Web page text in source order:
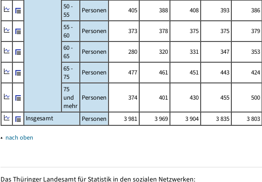
50 -
55
Personen 405 388 408 393 386
55 -
60
Personen 373 378 375 375 379
60 -
65
Personen 280 320 331 347 353
65 -
75
Personen 477 461 451 443 424
75
und
mehr
Personen 374 401 430 455 500
Insgesamt Personen 3 981 3 969 3 904 3 835 3 803
▴ nach oben
Das Thüringer Landesamt für Statistik in den sozialen Netzwerken: